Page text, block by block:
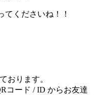
くださいね！！
おります。
コード / ID からお友達